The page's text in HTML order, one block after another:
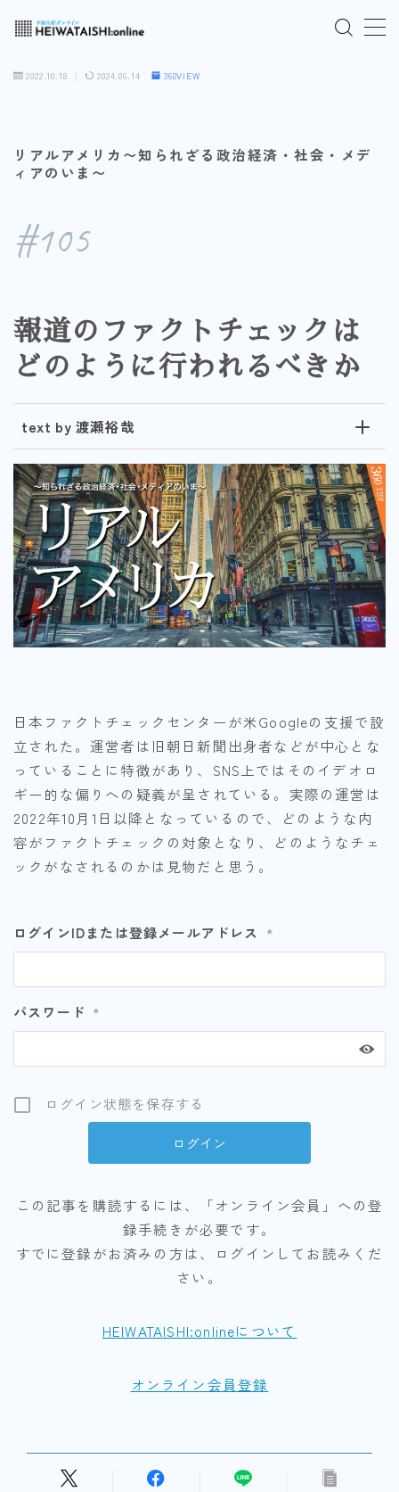
ログインはこちら
よくあるご質問
お問い合わせ
2022.10.18 2024.06.14 360VIEW
リアルアメリカ〜知られざる政治経済・社会・メデ
ィアのいま〜
#105
報道のファクトチェックは
どのように行われるべきか
text by 渡瀬裕哉
日本ファクトチェックセンターが米Googleの支援で設
立された。運営者は旧朝日新聞出身者などが中心とな
っていることに特徴があり、SNS上ではそのイデオロ
ギー的な偏りへの疑義が呈されている。実際の運営は
2022年10月1日以降となっているので、どのような内
容がファクトチェックの対象となり、どのようなチェ
ックがなされるのかは見物だと思う。
ログインIDまたは登録メールアドレス *
パスワード *
ログイン状態を保存する
この記事を購読するには、「オンライン会員」への登
録手続きが必要です。
すでに登録がお済みの方は、ログインしてお読みくだ
さい。
HEIWATAISHI:onlineについて
オンライン会員登録